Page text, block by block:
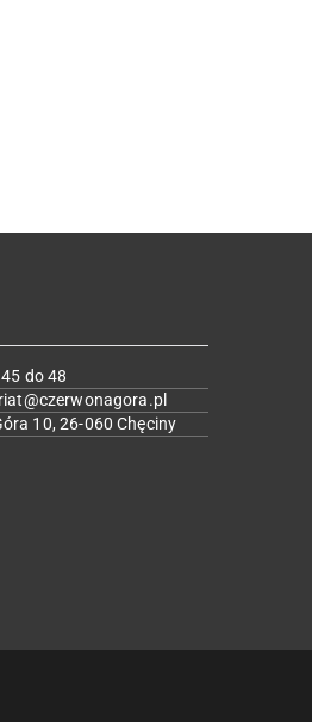
do 48
10, 26-060 Chęciny